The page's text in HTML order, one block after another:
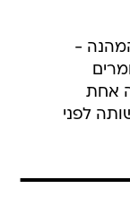
-
אחת
לפני